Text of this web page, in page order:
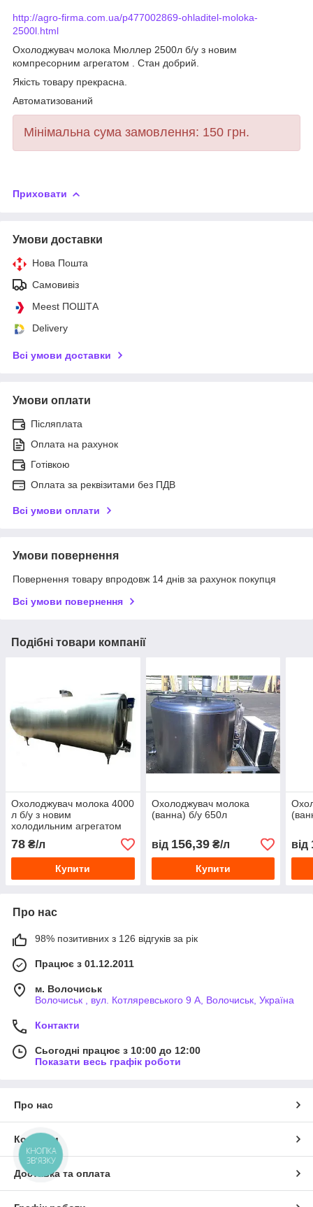
http://agro-firma.com.ua/p477002869-ohladitel-moloka-
2500l.html
Охолоджувач молока Мюллер 2500л б/у з новим
компресорним агрегатом . Стан добрий.
Якість товару прекрасна.
Автоматизований
Мінімальна сума замовлення: 150 грн.
Приховати
Умови доставки
Нова Пошта
Самовивіз
Meest ПОШТА
Delivery
Всі умови доставки
Умови оплати
Післяплата
Оплата на рахунок
Готівкою
Оплата за реквізитами без ПДВ
Всі умови оплати
Умови повернення
Повернення товару впродовж 14 днів за рахунок покупця
Всі умови повернення
Подібні товари компанії
Охолоджувач молока 4000
л б/у з новим
холодильним агрегатом
78 ₴/л
Купити
Охолоджувач молока
(ванна) б/у 650л
від 156,39₴/л
Купити
від
Про нас
98% позитивних з 126 відгуків за рік
Працює з 01.12.2011
м. Волочиськ
Волочиськ , вул. Котляревського 9 А, Волочиськ, Україна
Контакти
Сьогодні працює з 10:00 до 12:00
Показати весь графік роботи
Про нас
Контакти
Доставка та оплата
КНОПКА
ЗВ'ЯЗКУ